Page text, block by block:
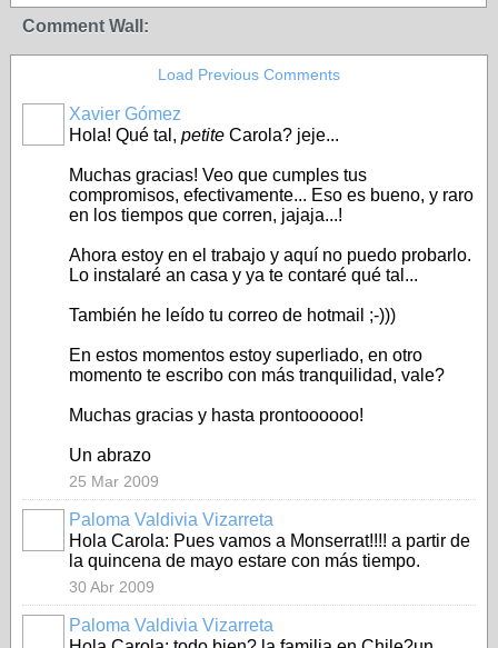
Comment Wall:
Load Previous Comments
Xavier Gómez
Hola! Qué tal, petite Carola? jeje...
Muchas gracias! Veo que cumples tus
compromisos, efectivamente... Eso es bueno, y raro
en los tiempos que corren, jajaja...!
Ahora estoy en el trabajo y aquí no puedo probarlo.
Lo instalaré an casa y ya te contaré qué tal...
También he leído tu correo de hotmail ;-)))
En estos momentos estoy superliado, en otro
momento te escribo con más tranquilidad, vale?
Muchas gracias y hasta prontoooooo!
Un abrazo
25 Mar 2009
Paloma Valdivia Vizarreta
Hola Carola: Pues vamos a Monserrat!!!! a partir de
la quincena de mayo estare con más tiempo.
30 Abr 2009
Paloma Valdivia Vizarreta